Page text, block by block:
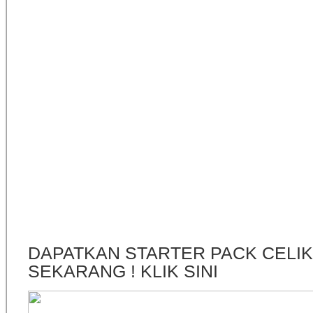
DAPATKAN STARTER PACK
SEKARANG ! KLIK SINI